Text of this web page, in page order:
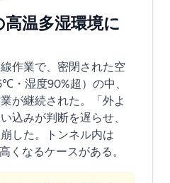
温多湿環境に
作業で、密閉された空
・湿度90%超）の中、
が継続された。「外よ
込みが判断を遅らせ、
した。トンネル内は
くなるケースがある。